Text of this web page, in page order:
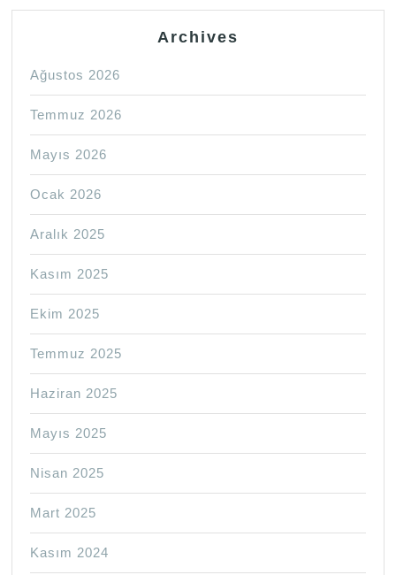
Archives
Ağustos 2026
Temmuz 2026
Mayıs 2026
Ocak 2026
Aralık 2025
Kasım 2025
Ekim 2025
Temmuz 2025
Haziran 2025
Mayıs 2025
Nisan 2025
Mart 2025
Kasım 2024